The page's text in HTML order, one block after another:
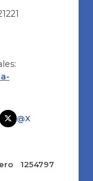
@X
1254797